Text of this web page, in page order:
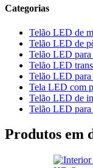
Categorias
Telão LED de
Telão LED de
Telão LED para
Telão LED
Telão LED para
Tela LED com
Telão LED de
Telão LED para
Produtos em